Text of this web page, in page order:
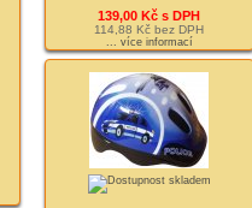
139,00 Kč s DPH
114,88 Kč bez DPH
... více informací